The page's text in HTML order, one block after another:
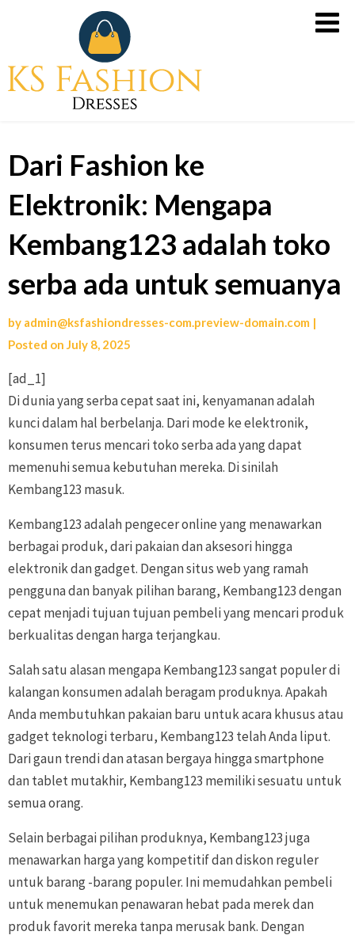
X500
untuk
Kemenangan
Tanpa
Rugi
Dari Fashion ke
Elektronik: Mengapa
Kembang123 adalah toko
serba ada untuk semuanya
by admin@ksfashiondresses-com.preview-domain.com |
Posted on July 8, 2025
[ad_1]
Di dunia yang serba cepat saat ini, kenyamanan adalah
kunci dalam hal berbelanja. Dari mode ke elektronik,
konsumen terus mencari toko serba ada yang dapat
memenuhi semua kebutuhan mereka. Di sinilah
Kembang123 masuk.
Kembang123 adalah pengecer online yang menawarkan
berbagai produk, dari pakaian dan aksesori hingga
elektronik dan gadget. Dengan situs web yang ramah
pengguna dan banyak pilihan barang, Kembang123 dengan
cepat menjadi tujuan tujuan pembeli yang mencari produk
berkualitas dengan harga terjangkau.
Salah satu alasan mengapa Kembang123 sangat populer di
kalangan konsumen adalah beragam produknya. Apakah
Anda membutuhkan pakaian baru untuk acara khusus atau
gadget teknologi terbaru, Kembang123 telah Anda liput.
Dari gaun trendi dan atasan bergaya hingga smartphone
dan tablet mutakhir, Kembang123 memiliki sesuatu untuk
semua orang.
Selain berbagai pilihan produknya, Kembang123 juga
menawarkan harga yang kompetitif dan diskon reguler
untuk barang -barang populer. Ini memudahkan pembeli
untuk menemukan penawaran hebat pada merek dan
produk favorit mereka tanpa merusak bank. Dengan